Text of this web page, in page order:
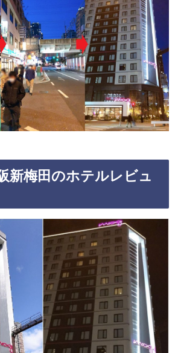
新梅田のホテルレビュ